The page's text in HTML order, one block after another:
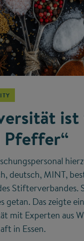
ist
Pfeffer“
deutsch, MINT,
Stifterverbandes.
getan. Das zeigte
mit Experten aus
in Essen.